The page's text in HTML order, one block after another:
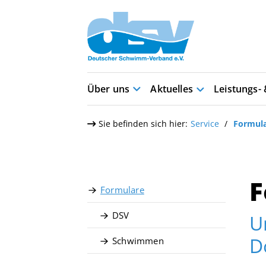
Über uns Aktuelles
Sie befinden sich hier: Service
Formulare
DSV
Schwimmen